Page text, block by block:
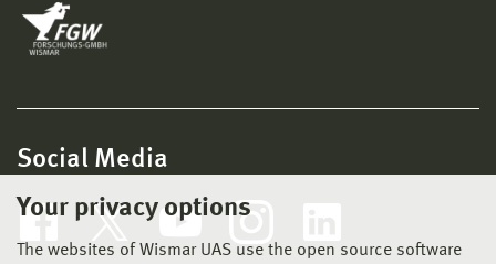
Your privacy options
The websites of Wismar UAS use the open source software
Social Media